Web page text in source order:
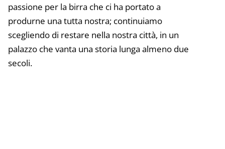
passione per la birra che ci ha portato a
produrne una tutta nostra; continuiamo
scegliendo di restare nella nostra città, in un
palazzo che vanta una storia lunga almeno due
secoli.